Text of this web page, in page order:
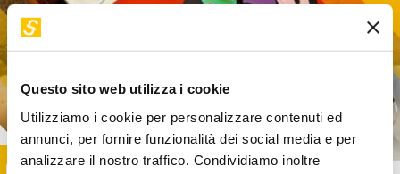
Questo sito web utilizza i cookie
Utilizziamo i cookie per personalizzare contenuti ed
annunci, per fornire funzionalità dei social media e per
analizzare il nostro traffico. Condividiamo inoltre
Image
SUNDAY@STEP